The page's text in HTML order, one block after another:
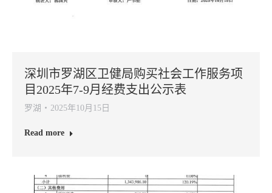
深圳市罗湖区卫健局购买社会工作服务项
目2025年7-9月经费支出公示表
罗湖 2025年10月15日
Read more